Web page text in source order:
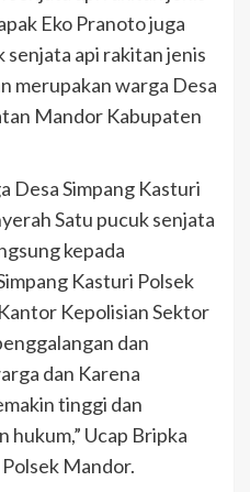
Eko Pranoto juga
api rakitan jenis
merupakan warga Desa
Mandor Kabupaten
Desa Simpang Kasturi
Satu pucuk senjata
kepada
Kasturi Polsek
Kepolisian Sektor
dan
dan Karena
tinggi dan
hukum,” Ucap Bripka
Mandor.